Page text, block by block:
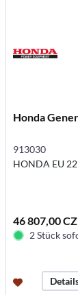
Honda
913030
HONDA EU
46 807,00
2 Stück